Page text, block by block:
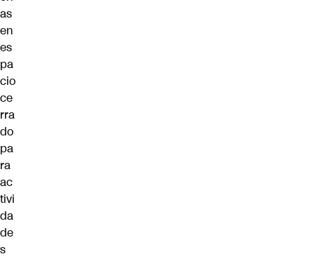
as
en
es
pa
cio
ce
rra
do
pa
ra
ac
tivi
da
de
s